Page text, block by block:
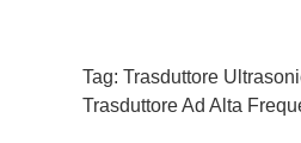
Tag: Trasduttore
Trasduttore Ad Alta